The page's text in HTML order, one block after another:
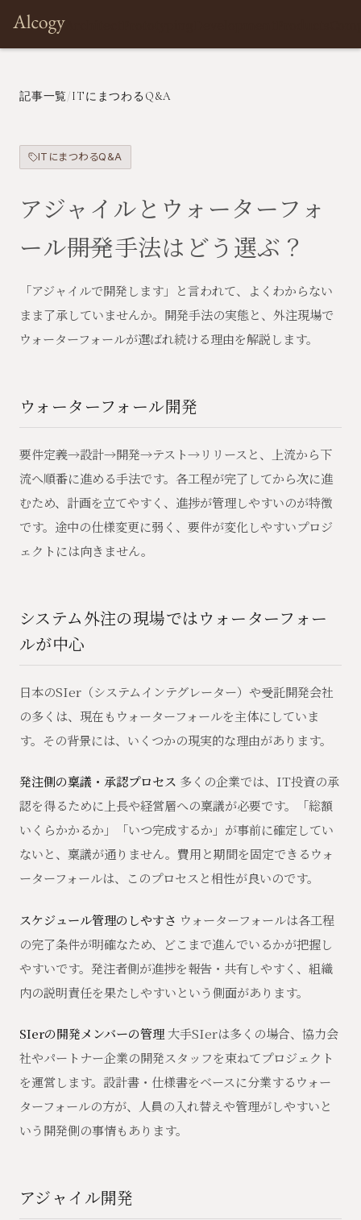
記事一覧/ITにまつわるQ&A
ITにまつわるQ&A
アジャイルとウォーターフォ
ール――開発手法はどう選ぶ？
「アジャイルで開発します」と言われて、よくわからない
まま了承していませんか。開発手法の実態と、外注現場で
ウォーターフォールが選ばれ続ける理由を解説します。
ウォーターフォール開発
要件定義→設計→開発→テスト→リリースと、上流から下
流へ順番に進める手法です。各工程が完了してから次に進
むため、計画を立てやすく、進捗が管理しやすいのが特徴
です。途中の仕様変更に弱く、要件が変化しやすいプロジ
ェクトには向きません。
システム外注の現場ではウォーターフォー
ルが中心
日本のSIer（システムインテグレーター）や受託開発会社
の多くは、現在もウォーターフォールを主体にしていま
す。その背景には、いくつかの現実的な理由があります。
発注側の稟議・承認プロセス 多くの企業では、IT投資の承
認を得るために上長や経営層への稟議が必要です。「総額
いくらかかるか」「いつ完成するか」が事前に確定してい
ないと、稟議が通りません。費用と期間を固定できるウォ
ーターフォールは、このプロセスと相性が良いのです。
スケジュール管理のしやすさ ウォーターフォールは各工程
の完了条件が明確なため、どこまで進んでいるかが把握し
やすいです。発注者側が進捗を報告・共有しやすく、組織
内の説明責任を果たしやすいという側面があります。
SIerの開発メンバーの管理 大手SIerは多くの場合、協力会
社やパートナー企業の開発スタッフを束ねてプロジェクト
を運営します。設計書・仕様書をベースに分業するウォー
ターフォールの方が、人員の入れ替えや管理がしやすいと
いう開発側の事情もあります。
アジャイル開発